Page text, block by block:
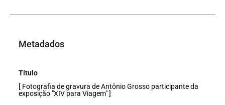
Metadados
Título
[ Fotografia de gravura de Antônio Grosso participante da
exposição "XIV para Viagem" ]